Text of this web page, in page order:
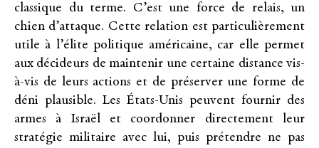
classique du terme. C’est une force de relais, un
chien d’attaque. Cette relation est particulièrement
utile à l’élite politique américaine, car elle permet
aux décideurs de maintenir une certaine distance vis-
à-vis de leurs actions et de préserver une forme de
déni plausible. Les États-Unis peuvent fournir des
armes à Israël et coordonner directement leur
stratégie militaire avec lui, puis prétendre ne pas